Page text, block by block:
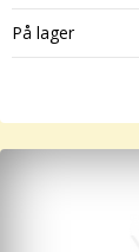
På lager